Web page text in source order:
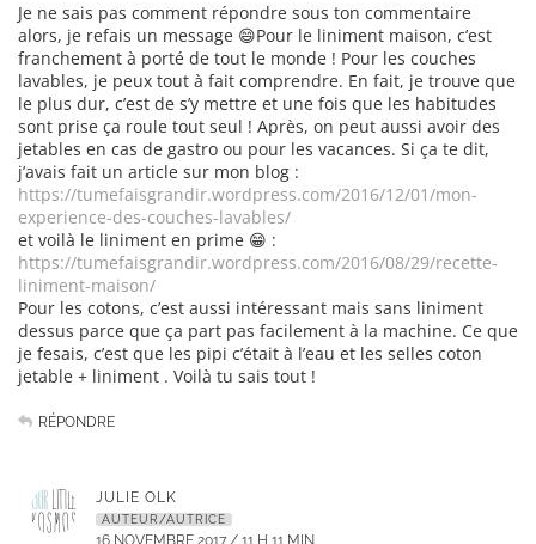
Je ne sais pas comment répondre sous ton commentaire
alors, je refais un message 😄Pour le liniment maison, c’est
franchement à porté de tout le monde ! Pour les couches
lavables, je peux tout à fait comprendre. En fait, je trouve que
le plus dur, c’est de s’y mettre et une fois que les habitudes
sont prise ça roule tout seul ! Après, on peut aussi avoir des
jetables en cas de gastro ou pour les vacances. Si ça te dit,
j’avais fait un article sur mon blog :
https://tumefaisgrandir.wordpress.com/2016/12/01/mon-
experience-des-couches-lavables/
et voilà le liniment en prime 😁 :
https://tumefaisgrandir.wordpress.com/2016/08/29/recette-
liniment-maison/
Pour les cotons, c’est aussi intéressant mais sans liniment
dessus parce que ça part pas facilement à la machine. Ce que
je fesais, c’est que les pipi c’était à l’eau et les selles coton
jetable + liniment . Voilà tu sais tout !
RÉPONDRE
JULIE OLK
AUTEUR/AUTRICE
16 NOVEMBRE 2017 / 11 H 11 MIN